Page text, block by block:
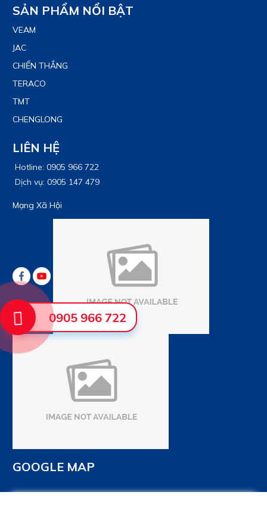
SẢN PHẨM NỔI BẬT
VEAM
JAC
CHIẾN THẮNG
TERACO
TMT
CHENGLONG
LIÊN HỆ
Hotline: 0905 966 722
Dịch vụ: 0905 147 479
Mạng Xã Hội
GOOGLE MAP
0905 966 722